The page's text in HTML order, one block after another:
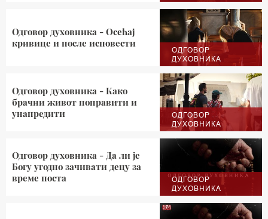
ОДГОВОР
ДУХОВНИКА
Одговор духовника - Осећај
кривице и после исповести
ОДГОВОР
ДУХОВНИКА
Одговор духовника - Како
брачни живот поправити и
унапредити
ОДГОВОР
ДУХОВНИКА
Одговор духовника - Да ли је
Богу угодно зачивати децу за
време поста